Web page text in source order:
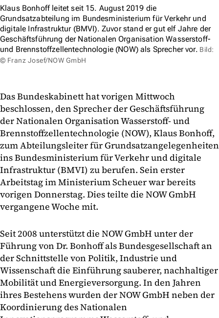
Klaus Bonhoff leitet seit 15. August 2019 die
Grundsatzabteilung im Bundesministerium für Verkehr und
digitale Infrastruktur (BMVI). Zuvor stand er gut elf Jahre der
Geschäftsführung der Nationalen Organisation Wasserstoff-
und Brennstoffzellentechnologie (NOW) als Sprecher vor. Bild:
© Franz Josef/NOW GmbH
Das Bundeskabinett hat vorigen Mittwoch
beschlossen, den Sprecher der Geschäftsführung
der Nationalen Organisation Wasserstoff- und
Brennstoffzellentechnologie (NOW), Klaus Bonhoff,
zum Abteilungsleiter für Grundsatzangelegenheiten
ins Bundesministerium für Verkehr und digitale
Infrastruktur (BMVI) zu berufen. Sein erster
Arbeitstag im Ministerium Scheuer war bereits
vorigen Donnerstag. Dies teilte die NOW GmbH
vergangene Woche mit.
Seit 2008 unterstützt die NOW GmbH unter der
Führung von Dr. Bonhoff als Bundesgesellschaft an
der Schnittstelle von Politik, Industrie und
Wissenschaft die Einführung sauberer, nachhaltiger
Mobilität und Energieversorgung. In den Jahren
ihres Bestehens wurden der NOW GmbH neben der
Koordinierung des Nationalen